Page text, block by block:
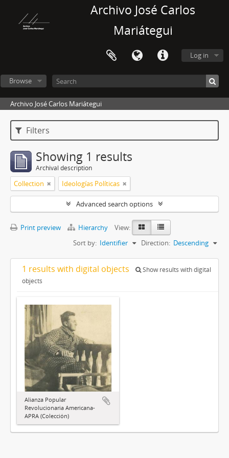
Archivo José Carlos
Mariátegui
Log in
Browse
Archivo José Carlos Mariátegui
Filters
Showing 1 results
Archival description
Collection Ideologías Políticas
Advanced search options
Print preview Hierarchy
View:
Sort by: Identifier Direction: Descending
1 results with digital objects
Show results with digital
objects
Alianza Popular
Revolucionaria Americana-
APRA (Colección)